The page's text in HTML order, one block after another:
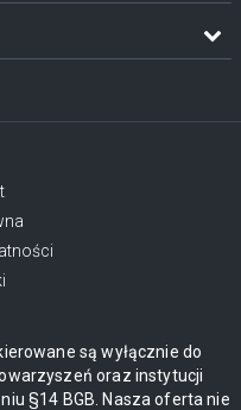
są wyłącznie do
oraz instytucji
§14 BGB. Nasza oferta nie